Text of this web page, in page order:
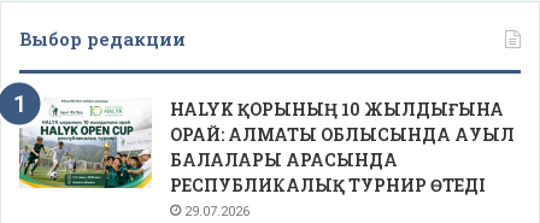
Выбор редакции
HALYK ҚОРЫНЫҢ 10 ЖЫЛДЫҒЫНА
ОРАЙ: АЛМАТЫ ОБЛЫСЫНДА АУЫЛ
БАЛАЛАРЫ АРАСЫНДА
РЕСПУБЛИКАЛЫҚ ТУРНИР ӨТЕДІ
29.07.2026